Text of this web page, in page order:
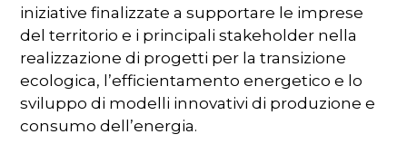
iniziative finalizzate a supportare le imprese
del territorio e i principali stakeholder nella
realizzazione di progetti per la transizione
ecologica, l’efficientamento energetico e lo
sviluppo di modelli innovativi di produzione e
consumo dell’energia.